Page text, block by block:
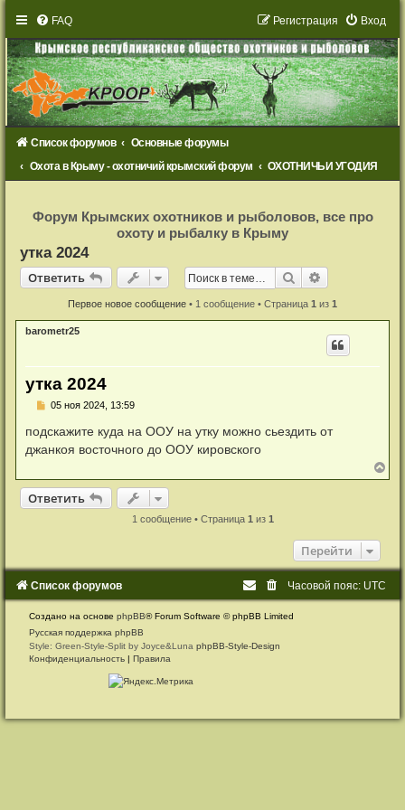
FAQ Вход
Регистрация
Список форумов
Основные форумы
Охота в Крыму - охотничий крымский форум
ОХОТНИЧЬИ УГОДИЯ
т
р
а
ц
Форум Крымских охотников и рыболовов, все про
охоту и рыбалку в Крыму
утка 2024
Ответить
Ответить Поиск
Первое новое сообщение • 1 сообщение • Страница 1 из 1
barometr25
утка 2024
Н
п
р
о
т
а
н
о
б
щ
е
и
е
05 ноя 2024, 13:59
подскажите куда на ООУ на утку можно сьездить от
джанкоя восточного до ООУ кировского
е
я
а
Ответить
Ответить
1 сообщение • Страница 1из 1
Перейти
Список форумов Часовой пояс: UTC
Создано на основеphpBB® Forum Software © phpBB Limited
Русская поддержка phpBB
Style: Green-Style-Split by Joyce&LunaphpBB-Style-Design
Конфиденциальность
Правила